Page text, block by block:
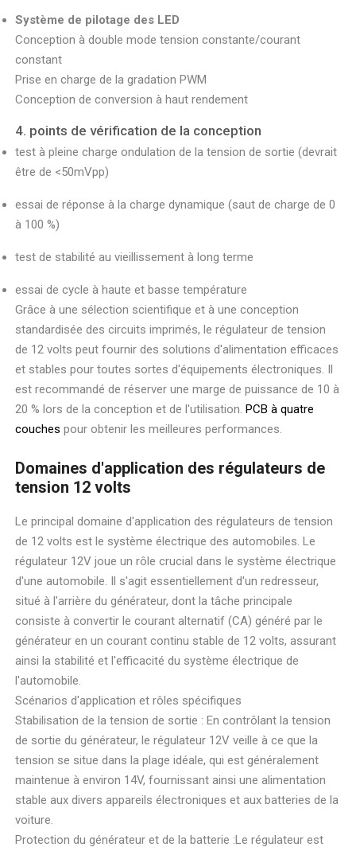
Système de pilotage des LED
Conception à double mode tension constante/courant
constant
Prise en charge de la gradation PWM
Conception de conversion à haut rendement
4. points de vérification de la conception
test à pleine charge ondulation de la tension de sortie (devrait
être de <50mVpp)
essai de réponse à la charge dynamique (saut de charge de 0
à 100 %)
test de stabilité au vieillissement à long terme
essai de cycle à haute et basse température
Grâce à une sélection scientifique et à une conception
standardisée des circuits imprimés, le régulateur de tension
de 12 volts peut fournir des solutions d'alimentation efficaces
et stables pour toutes sortes d'équipements électroniques. Il
est recommandé de réserver une marge de puissance de 10 à
20 % lors de la conception et de l'utilisation.PCB à quatre
couches pour obtenir les meilleures performances.
Domaines d'application des régulateurs de
tension 12 volts
Le principal domaine d'application des régulateurs de tension
de 12 volts est le système électrique des automobiles. Le
régulateur 12V joue un rôle crucial dans le système électrique
d'une automobile. Il s'agit essentiellement d'un redresseur,
situé à l'arrière du générateur, dont la tâche principale
consiste à convertir le courant alternatif (CA) généré par le
générateur en un courant continu stable de 12 volts, assurant
ainsi la stabilité et l'efficacité du système électrique de
l'automobile.
Scénarios d'application et rôles spécifiques
Stabilisation de la tension de sortie : En contrôlant la tension
de sortie du générateur, le régulateur 12V veille à ce que la
tension se situe dans la plage idéale, qui est généralement
maintenue à environ 14V, fournissant ainsi une alimentation
stable aux divers appareils électroniques et aux batteries de la
voiture.
Protection du générateur et de la batterie :Le régulateur est